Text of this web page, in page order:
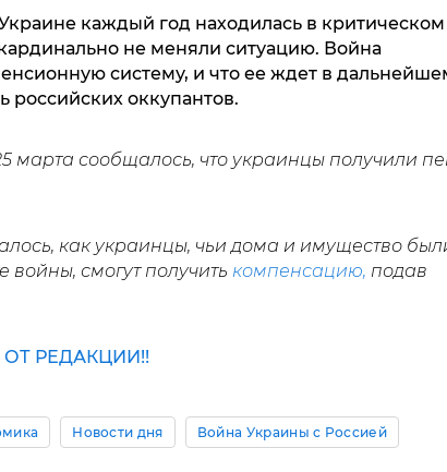
каждый год находилась в критическом
не меняли ситуацию. Война
систему, и что ее ждет в
российских оккупантов.
марта сообщалось, что украинцы получили
как украинцы, чьи дома и имущество
войны, смогут получить компенсацию, подав
РЕДАКЦИИ!!
Новости дня Война Украины с Россией